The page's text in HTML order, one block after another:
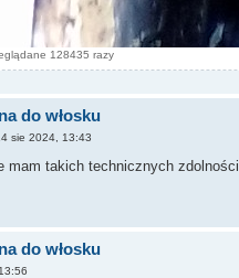
128435 razy
do włosku
sie 2024, 13:43
mam takich technicznych zdolności.
do włosku